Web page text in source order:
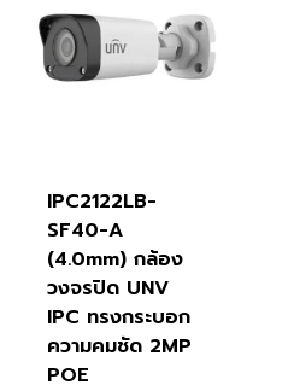
IPC2122LB-
SF40-A
(4.0mm) กล้อง
วงจรปิด UNV
IPC ทรงกระบอก
ความคมชัด 2MP
POE